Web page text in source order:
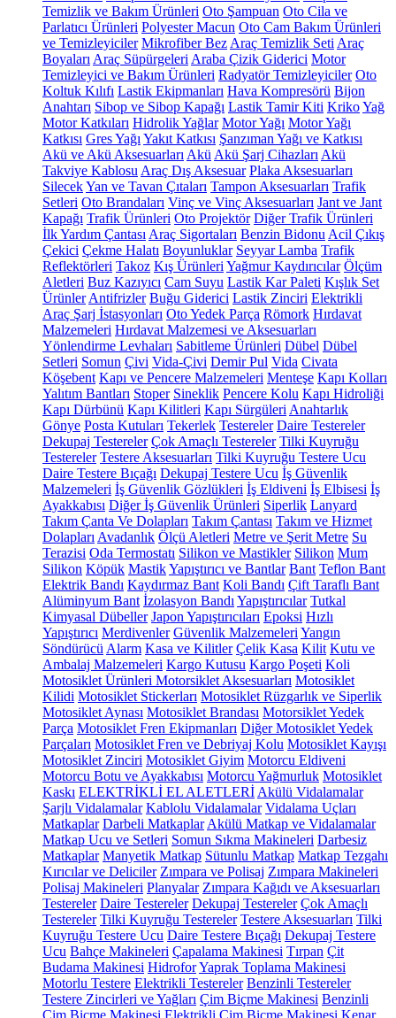
Temizlik ve Bakım Ürünleri Oto Şampuan Oto Cila ve
Parlatıcı Ürünleri Polyester Macun Oto Cam Bakım Ürünleri
ve Temizleyiciler Mikrofiber Bez Araç Temizlik Seti Araç
Boyaları Araç Süpürgeleri Araba Çizik Giderici Motor
Temizleyici ve Bakım Ürünleri Radyatör Temizleyiciler Oto
Koltuk Kılıfı Lastik Ekipmanları Hava Kompresörü Bijon
Anahtarı Sibop ve Sibop Kapağı Lastik Tamir Kiti KrikoYağ
Motor Katkıları Hidrolik Yağlar Motor Yağı Motor Yağı
Katkısı Gres Yağı Yakıt Katkısı Şanzıman Yağı ve Katkısı
Akü ve Akü Aksesuarları Akü Akü Şarj Cihazları Akü
Takviye Kablosu Araç Dış Aksesuar Plaka Aksesuarları
SilecekYan ve Tavan Çıtaları Tampon Aksesuarları Trafik
Setleri Oto Brandaları Vinç ve Vinç Aksesuarları Jant ve Jant
Kapağı Trafik Ürünleri Oto Projektör Diğer Trafik Ürünleri
İlk Yardım Çantası Araç Sigortaları Benzin Bidonu Acil Çıkış
Çekici Çekme Halatı Boyunluklar Seyyar Lamba Trafik
Reflektörleri Takoz Kış Ürünleri Yağmur Kaydırıcılar Ölçüm
Aletleri Buz Kazıyıcı Cam Suyu Lastik Kar Paleti Kışlık Set
Ürünler Antifrizler Buğu Giderici Lastik Zinciri Elektrikli
Araç Şarj İstasyonları Oto Yedek Parça Römork Hırdavat
Malzemeleri Hırdavat Malzemesi ve Aksesuarları
Yönlendirme Levhaları Sabitleme Ürünleri Dübel Dübel
Setleri Somun Çivi Vida-Çivi Demir Pul Vida Civata
Köşebent Kapı ve Pencere Malzemeleri Menteşe Kapı Kolları
Yalıtım Bantları Stoper Sineklik Pencere Kolu Kapı Hidroliği
Kapı Dürbünü Kapı Kilitleri Kapı Sürgüleri Anahtarlık
Gönye Posta Kutuları Tekerlek Testereler Daire Testereler
Dekupaj Testereler Çok Amaçlı Testereler Tilki Kuyruğu
Testereler Testere Aksesuarları Tilki Kuyruğu Testere Ucu
Daire Testere Bıçağı Dekupaj Testere Ucu İş Güvenlik
Malzemeleri İş Güvenlik Gözlükleri İş Eldiveni İş Elbisesi İş
Ayakkabısı Diğer İş Güvenlik Ürünleri Siperlik Lanyard
Takım Çanta Ve Dolapları Takım Çantası Takım ve Hizmet
Dolapları Avadanlık Ölçü Aletleri Metre ve Şerit Metre Su
Terazisi Oda Termostatı Silikon ve Mastikler Silikon Mum
Silikon Köpük MastikYapıştırıcı ve Bantlar Bant Teflon Bant
Elektrik Bandı Kaydırmaz Bant Koli Bandı Çift Taraflı Bant
Alüminyum Bant İzolasyon Bandı Yapıştırıcılar Tutkal
Kimyasal Dübeller Japon Yapıştırıcıları Epoksi Hızlı
Yapıştırıcı Merdivenler Güvenlik Malzemeleri Yangın
Söndürücü Alarm Kasa ve Kilitler Çelik Kasa Kilit Kutu ve
Ambalaj Malzemeleri Kargo Kutusu Kargo Poşeti Koli
Motosiklet Ürünleri Motorsiklet Aksesuarları Motosiklet
Kilidi Motosiklet Stickerları Motosiklet Rüzgarlık ve Siperlik
Motosiklet Aynası Motosiklet Brandası Motorsiklet Yedek
Parça Motosiklet Fren Ekipmanları Diğer Motosiklet Yedek
Parçaları Motosiklet Fren ve Debriyaj Kolu Motosiklet Kayışı
Motosiklet Zinciri Motosiklet Giyim Motorcu Eldiveni
Motorcu Botu ve Ayakkabısı Motorcu Yağmurluk Motosiklet
Kaskı ELEKTRİKLİ EL ALETLERİ Akülü Vidalamalar
Şarjlı Vidalamalar Kablolu Vidalamalar Vidalama Uçları
Matkaplar Darbeli Matkaplar Akülü Matkap ve Vidalamalar
Matkap Ucu ve Setleri Somun Sıkma Makineleri Darbesiz
Matkaplar Manyetik Matkap Sütunlu Matkap Matkap Tezgahı
Kırıcılar ve Deliciler Zımpara ve Polisaj Zımpara Makineleri
Polisaj Makineleri Planyalar Zımpara Kağıdı ve Aksesuarları
Testereler Daire Testereler Dekupaj Testereler Çok Amaçlı
Testereler Tilki Kuyruğu Testereler Testere Aksesuarları Tilki
Kuyruğu Testere Ucu Daire Testere Bıçağı Dekupaj Testere
Ucu Bahçe Makineleri Çapalama Makinesi Tırpan Çit
Budama Makinesi HidroforYaprak Toplama Makinesi
Motorlu Testere Elektrikli Testereler Benzinli Testereler
Testere Zincirleri ve Yağları Çim Biçme Makinesi Benzinli
Çim Biçme Makinesi Elektrikli Çim Biçme Makinesi Kenar